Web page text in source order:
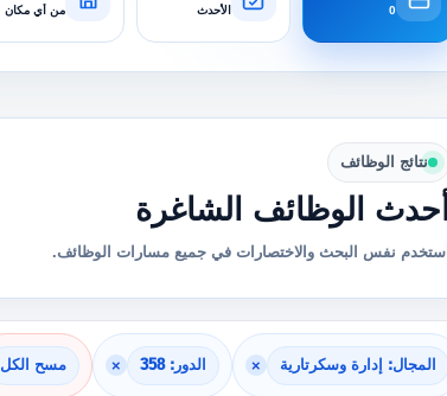
0 الأحدث من أي مكان
نتائج الوظائف
أحدث الوظائف الشاغرة
استخدم نفس البحث والاختصارات في جميع مسارات الوظائف.
المجال: إدارة وسكرتارية × الدور: 358 × مسح الكل